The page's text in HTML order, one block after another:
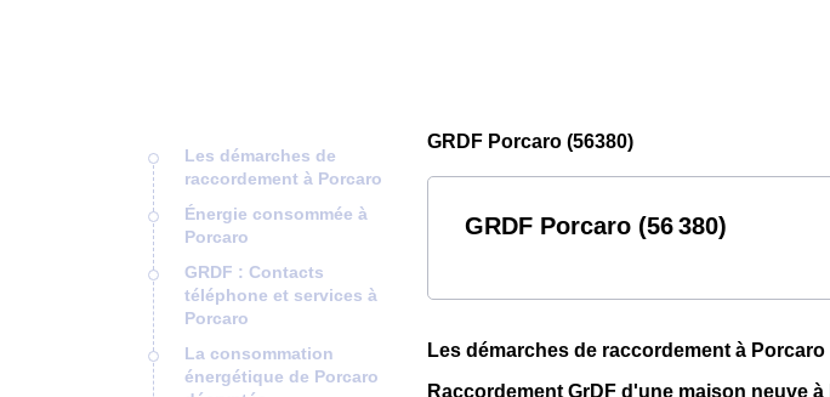
Les démarches de
raccordement à Porcaro
Énergie consommée à
Porcaro
GRDF : Contacts
téléphone et services à
Porcaro
La consommation
énergétique de Porcaro
GRDF Porcaro (56380)
GRDF Porcaro (56 380)
Les démarches de raccordement à Porcaro
Raccordement GrDF d'une maison neuve